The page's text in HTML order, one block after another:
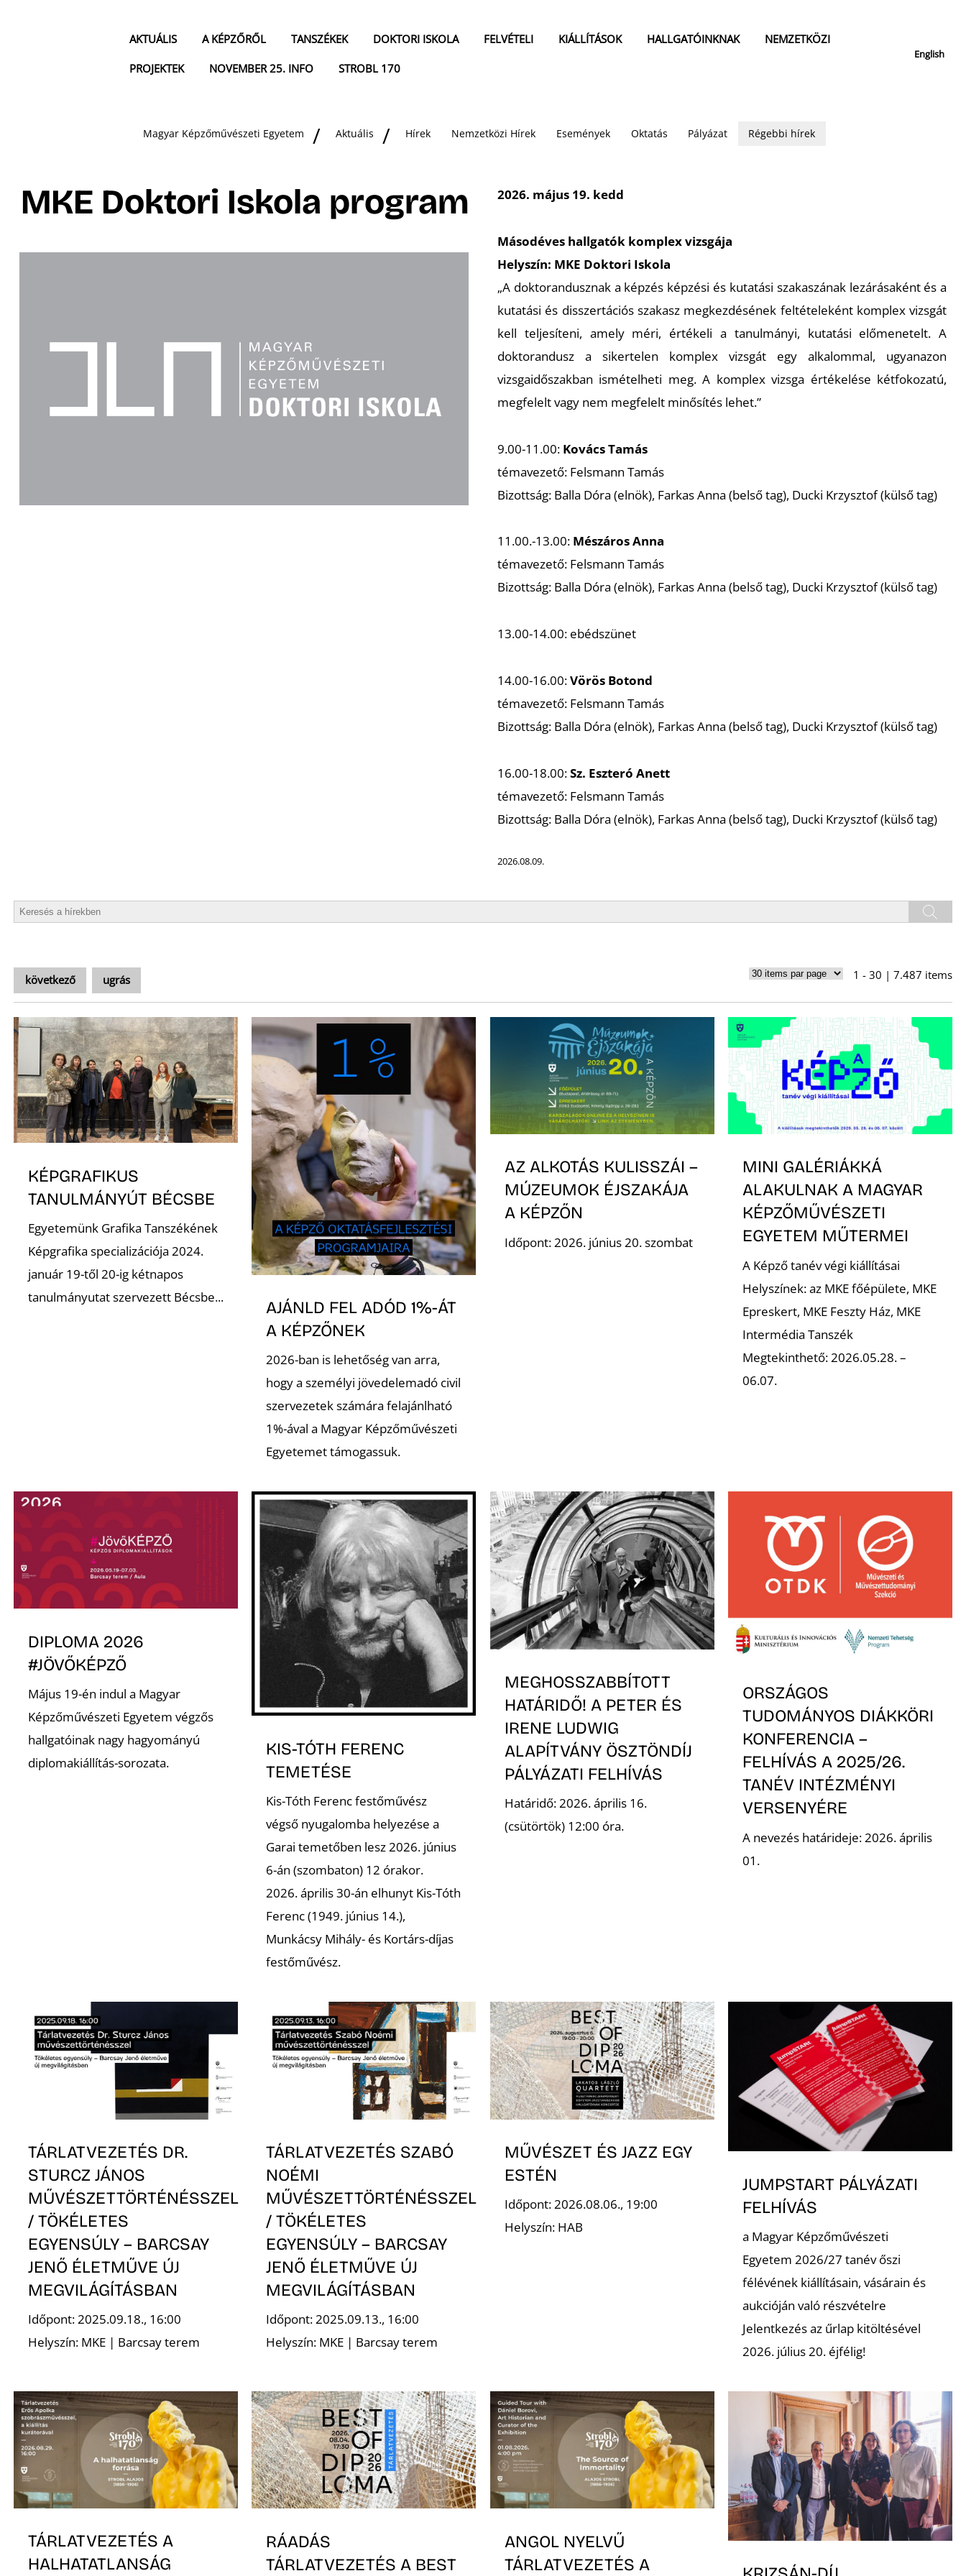
AKTUÁLIS A KÉPZŐRŐL TANSZÉKEK DOKTORI ISKOLA FELVÉTELI KIÁLLÍTÁSOK HALLGATÓINKNAK
NEMZETKÖZI
PROJEKTEK
NOVEMBER 25. INFO STROBL 170
English
Magyar Képzőművészeti Egyetem Aktuális Hírek Nemzetközi Hírek Események Oktatás Pályázat Régebbi hírek
MKE Doktori Iskola program 2026. május 19. kedd
Másodéves hallgatók komplex vizsgája
Helyszín: MKE Doktori Iskola
„A doktorandusznak a képzés képzési és kutatási szakaszának lezárásaként és a
kutatási és disszertációs szakasz megkezdésének feltételeként komplex vizsgát
kell teljesíteni, amely méri, értékeli a tanulmányi, kutatási előmenetelt. A
doktorandusz a sikertelen komplex vizsgát egy alkalommal, ugyanazon
vizsgaidőszakban ismételheti meg. A komplex vizsga értékelése kétfokozatú,
megfelelt vagy nem megfelelt minősítés lehet.”
9.00-11.00: Kovács Tamás
témavezető: Felsmann Tamás
Bizottság: Balla Dóra (elnök), Farkas Anna (belső tag), Ducki Krzysztof (külső tag)
11.00.-13.00: Mészáros Anna
témavezető: Felsmann Tamás
Bizottság: Balla Dóra (elnök), Farkas Anna (belső tag), Ducki Krzysztof (külső tag)
13.00-14.00: ebédszünet
14.00-16.00:Vörös Botond
témavezető: Felsmann Tamás
Bizottság: Balla Dóra (elnök), Farkas Anna (belső tag), Ducki Krzysztof (külső tag)
16.00-18.00:Sz. Eszteró Anett
témavezető: Felsmann Tamás
Bizottság: Balla Dóra (elnök), Farkas Anna (belső tag), Ducki Krzysztof (külső tag)
2026.08.09.
következő ugrás 1 - 30 | 7.487 items
KÉPGRAFIKUS
TANULMÁNYÚT BÉCSBE
Egyetemünk Grafika Tanszékének
Képgrafika specializációja 2024.
január 19-től 20-ig kétnapos
tanulmányutat szervezett Bécsbe...
AJÁNLD FEL ADÓD 1%-ÁT
A KÉPZŐNEK
2026-ban is lehetőség van arra,
hogy a személyi jövedelemadó civil
szervezetek számára felajánlható
1%-ával a Magyar Képzőművészeti
Egyetemet támogassuk.
AZ ALKOTÁS KULISSZÁI –
MÚZEUMOK ÉJSZAKÁJA
A KÉPZŐN
Időpont: 2026. június 20. szombat
MINI GALÉRIÁKKÁ
ALAKULNAK A MAGYAR
KÉPZŐMŰVÉSZETI
EGYETEM MŰTERMEI
A Képző tanév végi kiállításai
Helyszínek: az MKE főépülete, MKE
Epreskert, MKE Feszty Ház, MKE
Intermédia Tanszék
Megtekinthető: 2026.05.28. –
06.07.
DIPLOMA 2026
#JÖVŐKÉPZŐ
Május 19-én indul a Magyar
Képzőművészeti Egyetem végzős
hallgatóinak nagy hagyományú
diplomakiállítás-sorozata.
KIS-TÓTH FERENC
TEMETÉSE
Kis-Tóth Ferenc festőművész
végső nyugalomba helyezése a
Garai temetőben lesz 2026. június
6-án (szombaton) 12 órakor.
2026. április 30-án elhunyt Kis-Tóth
Ferenc (1949. június 14.),
Munkácsy Mihály- és Kortárs-díjas
festőművész.
MEGHOSSZABBÍTOTT
HATÁRIDŐ! A PETER ÉS
IRENE LUDWIG
ALAPÍTVÁNY ÖSZTÖNDÍJ
PÁLYÁZATI FELHÍVÁS
Határidő: 2026. április 16.
(csütörtök) 12:00 óra.
ORSZÁGOS
TUDOMÁNYOS DIÁKKÖRI
KONFERENCIA –
FELHÍVÁS A 2025/26.
TANÉV INTÉZMÉNYI
VERSENYÉRE
A nevezés határideje: 2026. április
01.
TÁRLATVEZETÉS DR.
STURCZ JÁNOS
MŰVÉSZETTÖRTÉNÉSSZEL
/ TÖKÉLETES
EGYENSÚLY – BARCSAY
JENŐ ÉLETMŰVE ÚJ
MEGVILÁGÍTÁSBAN
Időpont: 2025.09.18., 16:00
Helyszín: MKE | Barcsay terem
TÁRLATVEZETÉS SZABÓ
NOÉMI
MŰVÉSZETTÖRTÉNÉSSZEL
/ TÖKÉLETES
EGYENSÚLY – BARCSAY
JENŐ ÉLETMŰVE ÚJ
MEGVILÁGÍTÁSBAN
Időpont: 2025.09.13., 16:00
Helyszín: MKE | Barcsay terem
MŰVÉSZET ÉS JAZZ EGY
ESTÉN
Időpont: 2026.08.06., 19:00
Helyszín: HAB
JUMPSTART PÁLYÁZATI
FELHÍVÁS
a Magyar Képzőművészeti
Egyetem 2026/27 tanév őszi
félévének kiállításain, vásárain és
aukcióján való részvételre
Jelentkezés az űrlap kitöltésével
2026. július 20. éjfélig!
TÁRLATVEZETÉS A
HALHATATLANSÁG
RÁADÁS
TÁRLATVEZETÉS A BEST
ANGOL NYELVŰ
TÁRLATVEZETÉS A